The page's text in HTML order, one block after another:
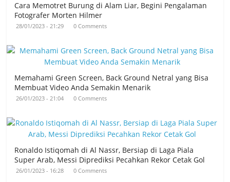
Cara Memotret Burung di Alam Liar, Begini Pengalaman
Fotografer Morten Hilmer
28/01/2023 - 21:29 0 Comments
Memahami Green Screen, Back Ground Netral yang Bisa
Membuat Video Anda Semakin Menarik
26/01/2023 - 21:04 0 Comments
Ronaldo Istiqomah di Al Nassr, Bersiap di Laga Piala
Super Arab, Messi Diprediksi Pecahkan Rekor Cetak Gol
26/01/2023 - 16:28 0 Comments